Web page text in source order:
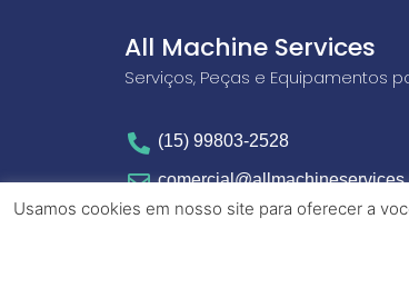
All Machine Services
Serviços, Peças e Equipamentos
(15) 99803-2528
Av. Ireno da Silva Venâncio,
Usamos cookies em nosso site para oferecer a